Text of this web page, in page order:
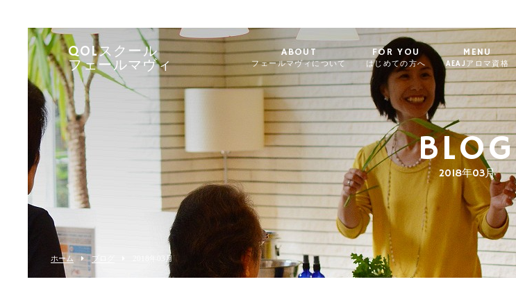
QOLスクール
フェールマヴィ
ABOUT
フェールマヴィについて
FOR YOU
はじめての方へ
MENU
AEAJアロマ資格
BLOG
2018年03月
ホーム ブログ 2018年03月